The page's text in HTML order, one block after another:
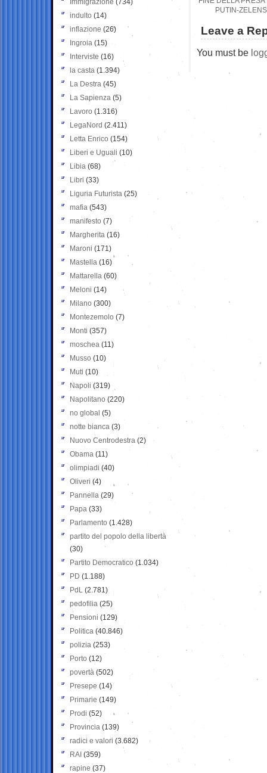
PUTIN-
Leave a
You must be
Immigrazione (734)
indulto (14)
inflazione (26)
Ingroia (15)
Interviste (16)
la casta (1.394)
La Destra (45)
La Sapienza (5)
Lavoro (1.316)
LegaNord (2.411)
Letta Enrico (154)
Liberi e Uguali (10)
Libia (68)
Libri (33)
Liguria Futurista (25)
mafia (543)
manifesto (7)
Margherita (16)
Maroni (171)
Mastella (16)
Mattarella (60)
Meloni (14)
Milano (300)
Montezemolo (7)
Monti (357)
moschea (11)
Musso (10)
Muti (10)
Napoli (319)
Napolitano (220)
no global (5)
notte bianca (3)
Nuovo Centrodestra (2)
Obama (11)
olimpiadi (40)
Oliveri (4)
Pannella (29)
Papa (33)
Parlamento (1.428)
partito del popolo della libertà
(30)
Partito Democratico (1.034)
PD (1.188)
PdL (2.781)
pedofilia (25)
Pensioni (129)
Politica (40.846)
polizia (253)
Porto (12)
povertà (502)
Presepe (14)
Primarie (149)
Prodi (52)
Provincia (139)
radici e valori (3.682)
RAI (359)
rapine (37)